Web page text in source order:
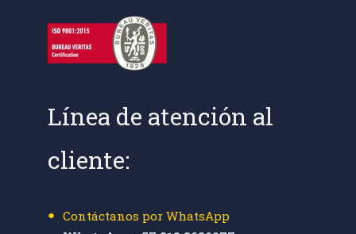
Línea de atención al
cliente:
Contáctanos por WhatsApp